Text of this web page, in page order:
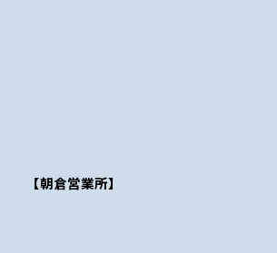
【朝倉営業所】